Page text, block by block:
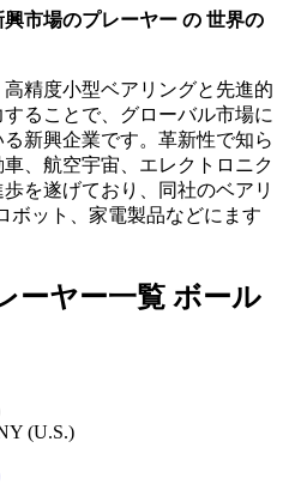
市場のプレーヤー の 世界の
精度小型ベアリングと先進的
ることで、グローバル市場に
新興企業です。革新性で知ら
、航空宇宙、エレクトロニク
を遂げており、同社のベアリ
ボット、家電製品などにます
ーヤー一覧 ボール
(U.S.)